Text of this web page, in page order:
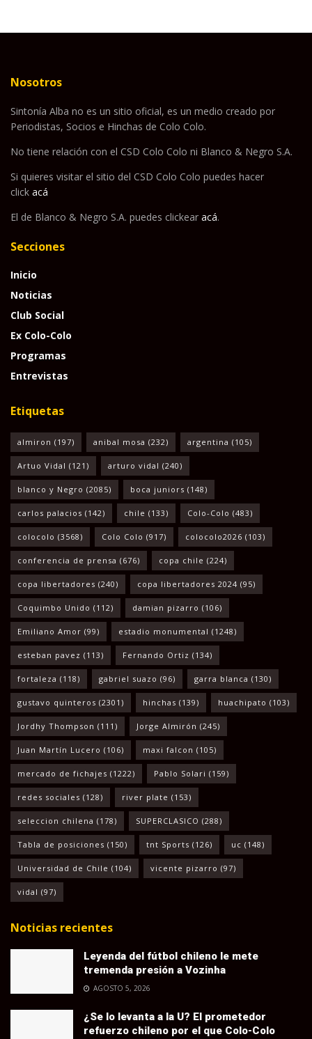
Nosotros
Sintonía Alba no es un sitio oficial, es un medio creado por
Periodistas, Socios e Hinchas de Colo Colo.
No tiene relación con el CSD Colo Colo ni Blanco & Negro S.A.
Si quieres visitar el sitio del CSD Colo Colo puedes hacer
click acá
El de Blanco & Negro S.A. puedes clickear acá.
Secciones
Inicio
Noticias
Club Social
Ex Colo-Colo
Programas
Entrevistas
Etiquetas
almiron (197) anibal mosa (232) argentina (105)
Artuo Vidal (121) arturo vidal (240)
blanco y Negro (2085) boca juniors (148)
carlos palacios (142) chile (133) Colo-Colo (483)
colocolo (3568) Colo Colo (917) colocolo2026 (103)
conferencia de prensa (676) copa chile (224)
copa libertadores (240) copa libertadores 2024 (95)
Coquimbo Unido (112) damian pizarro (106)
Emiliano Amor (99) estadio monumental (1248)
esteban pavez (113) Fernando Ortiz (134)
fortaleza (118) gabriel suazo (96) garra blanca (130)
gustavo quinteros (2301) hinchas (139) huachipato (103)
Jordhy Thompson (111) Jorge Almirón (245)
Juan Martín Lucero (106) maxi falcon (105)
mercado de fichajes (1222) Pablo Solari (159)
redes sociales (128) river plate (153)
seleccion chilena (178) SUPERCLASICO (288)
Tabla de posiciones (150) tnt Sports (126) uc (148)
Universidad de Chile (104) vicente pizarro (97)
vidal (97)
Noticias recientes
Leyenda del fútbol chileno le mete
tremenda presión a Vozinha
AGOSTO 5, 2026
¿Se lo levanta a la U? El prometedor
refuerzo chileno por el que Colo-Colo